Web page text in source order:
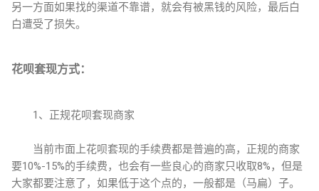
另一方面如果找的渠道不靠谱，就会有被黑钱的风险，最后白
白遭受了损失。
花呗套现方式：
1、正规花呗套现商家
当前市面上花呗套现的手续费都是普遍的高，正规的商家
要10%-15%的手续费，也会有一些良心的商家只收取8%，但是
大家都要注意了，如果低于这个点的，一般都是（马扁）子。